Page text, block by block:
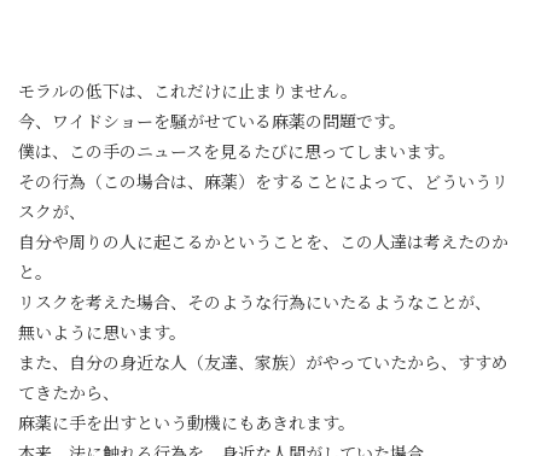
モラルの低下は、これだけに止まりません。
今、ワイドショーを騒がせている麻薬の問題です。
僕は、この手のニュースを見るたびに思ってしまいます。
その行為（この場合は、麻薬）をすることによって、どういうリ
スクが、
自分や周りの人に起こるかということを、この人達は考えたのか
と。
リスクを考えた場合、そのような行為にいたるようなことが、
無いように思います。
また、自分の身近な人（友達、家族）がやっていたから、すすめ
てきたから、
麻薬に手を出すという動機にもあきれます。